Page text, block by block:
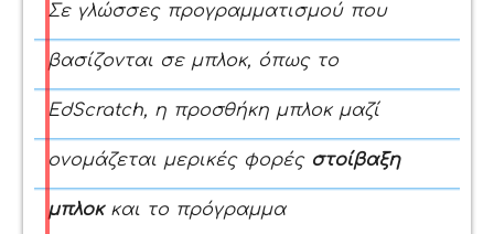
Σε γλώσσες προγραμματισμού που
βασίζονται σε μπλοκ, όπως το
EdScratch, η προσθήκη μπλοκ μαζί
ονομάζεται μερικές φορές στοίβαξη
μπλοκκαι το πρόγραμμα